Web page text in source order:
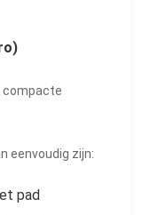
compacte
eenvoudig zijn:
pad